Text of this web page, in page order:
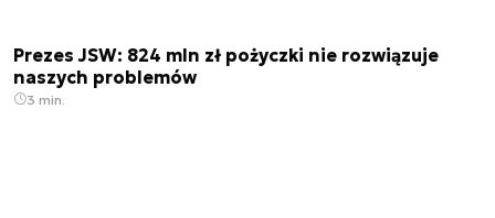
Prezes JSW: 824 mln zł pożyczki nie rozwiązuje
naszych problemów
3 min.